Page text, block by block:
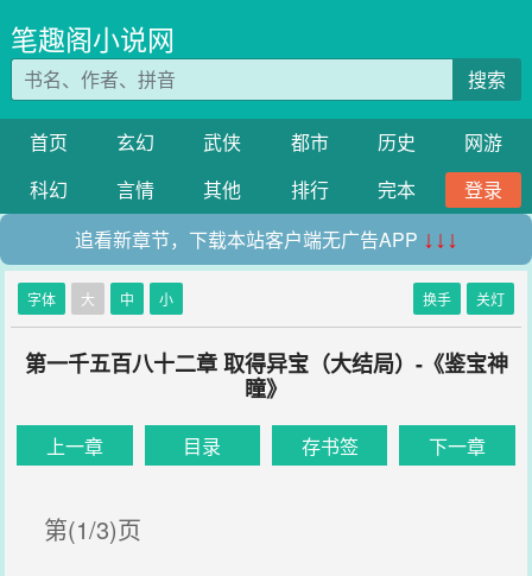
笔趣阁小说网
搜索
首页 玄幻 武侠 都市 历史
网游
科幻
言情 其他 排行 完本
登录
追看新章节，下载本站客户端无广告APP ↓↓↓
字体 大 中 小 换手 关灯
第一千五百八十二章 取得异宝（大结局）-《鉴宝神
瞳》
上一章 目录 存书签 下一章
第(1/3)页